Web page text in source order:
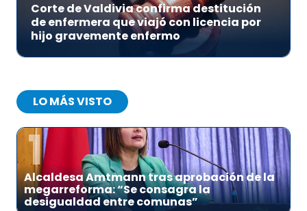
Corte de Valdivia confirma destitución
de enfermera que viajó con licencia por
hijo gravemente enfermo
LO MÁS VISTO
1
Alcaldesa Amtmann tras aprobación de la
megarreforma: “Se consagra la
desigualdad entre comunas”